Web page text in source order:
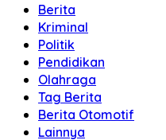
Berita
Kriminal
Politik
Pendidikan
Olahraga
Tag Berita
Berita Otomotif
Lainnya